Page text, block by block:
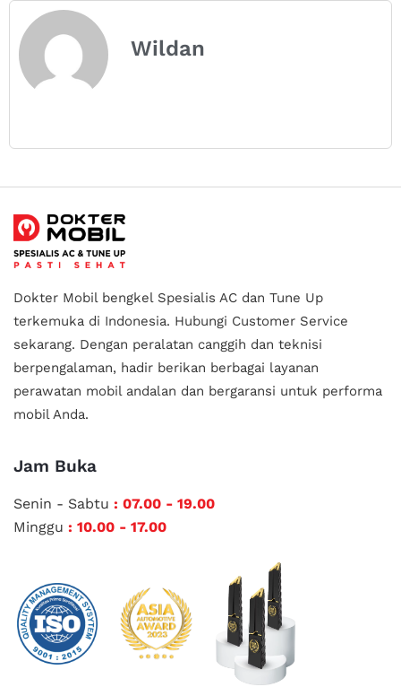
Wildan
Dokter Mobil bengkel Spesialis AC dan Tune Up
terkemuka di Indonesia. Hubungi Customer Service
sekarang. Dengan peralatan canggih dan teknisi
berpengalaman, hadir berikan berbagai layanan
perawatan mobil andalan dan bergaransi untuk performa
mobil Anda.
Jam Buka
Senin - Sabtu : 07.00 - 19.00
Minggu : 10.00 - 17.00